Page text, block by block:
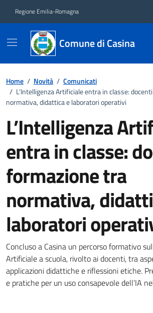
Regione Emilia-Romagna
Comune di Casina
Home / Novità / Comunicati
/ L’Intelligenza Artificiale entra in classe:
normativa, didattica e laboratori operativi
L’Intelligenza
entra in classe:
formazione tra
normativa,
laboratori
Dettagli della notizia
Concluso a Casina un percorso formativo
Artificiale a scuola, rivolto ai docenti, tra
applicazioni didattiche e riflessioni etiche.
e pratiche per un uso consapevole dell’IA